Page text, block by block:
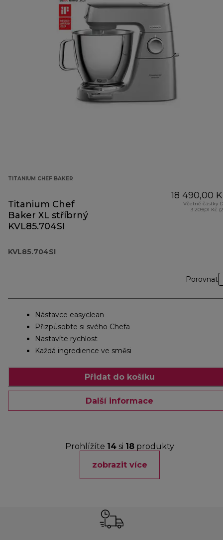
TITANIUM CHEF BAKER
Titanium Chef
Baker XL stříbrný
KVL85.704SI
KVL85.704SI
18 490,00
Včetně částky
3 209,01 Kč
Porovnat
Nástavce easyclean
Přizpůsobte si svého Chefa
Nastavíte rychlost
Každá ingredience ve směsi
Přidat do košíku
Další informace
Prohlížíte 14si 18produkty
zobrazit více